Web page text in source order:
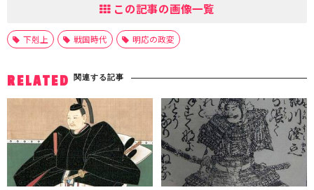
この記事の画像一覧
下剋上 戦国時代 明応の政変
RELATED 関連する記事